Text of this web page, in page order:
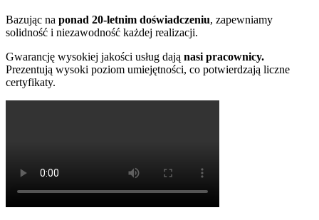
Bazując na ponad 20-letnim doświadczeniu, zapewniamy
solidność i niezawodność każdej realizacji.
Gwarancję wysokiej jakości usług dają nasi pracownicy.
Prezentują wysoki poziom umiejętności, co potwierdzają liczne
certyfikaty.